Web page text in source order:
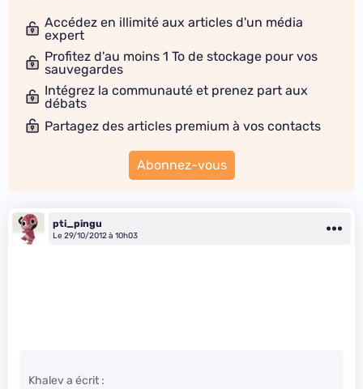
Accédez en illimité aux articles d'un média
expert
Profitez d'au moins 1 To de stockage pour vos
sauvegardes
Intégrez la communauté et prenez part aux
débats
Partagez des articles premium à vos contacts
Abonnez-vous
pti_pingu
Le 29/10/2012 à 10h03
Khalev a écrit :